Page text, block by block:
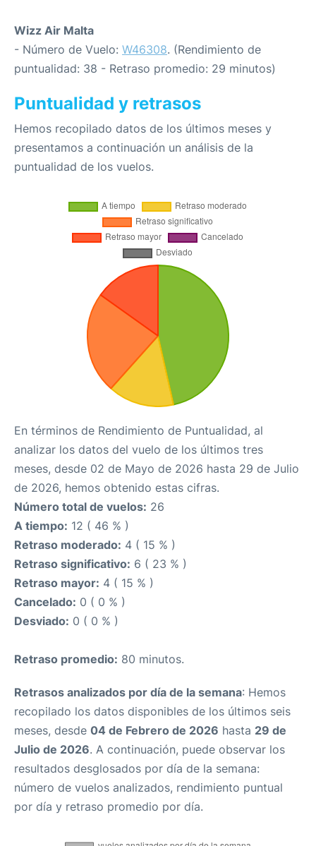
Wizz Air Malta
- Número de Vuelo: W46308. (Rendimiento de
puntualidad: 38 - Retraso promedio: 29 minutos)
Puntualidad y retrasos
Hemos recopilado datos de los últimos meses y
presentamos a continuación un análisis de la
puntualidad de los vuelos.
En términos de Rendimiento de Puntualidad, al
analizar los datos del vuelo de los últimos tres
meses, desde 02 de Mayo de 2026 hasta 29 de Julio
de 2026, hemos obtenido estas cifras.
Número total de vuelos: 26
A tiempo: 12 ( 46 % )
Retraso moderado: 4 ( 15 % )
Retraso significativo: 6 ( 23 % )
Retraso mayor: 4 ( 15 % )
Cancelado: 0 ( 0 % )
Desviado: 0 ( 0 % )
Retraso promedio: 80 minutos.
Retrasos analizados por día de la semana: Hemos
recopilado los datos disponibles de los últimos seis
meses, desde 04 de Febrero de 2026 hasta 29 de
Julio de 2026. A continuación, puede observar los
resultados desglosados por día de la semana:
número de vuelos analizados, rendimiento puntual
por día y retraso promedio por día.